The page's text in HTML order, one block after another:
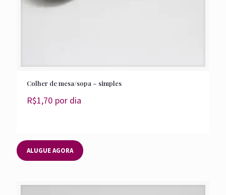
Colher de mesa/sopa – simples
R$1,70 por dia
ALUGUE AGORA